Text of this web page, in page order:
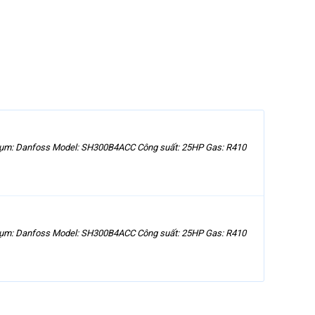
Danfoss Model: SH300B4ACC Công suất: 25HP Gas: R410
Danfoss Model: SH300B4ACC Công suất: 25HP Gas: R410